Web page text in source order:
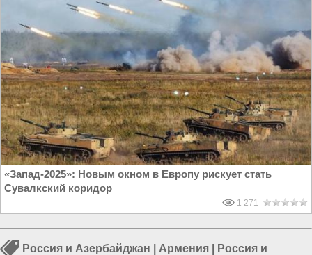
«Запад-2025»: Новым окном в Европу рискует стать
Сувалкский коридор
1 271
Россия и Азербайджан Армения
Россия и